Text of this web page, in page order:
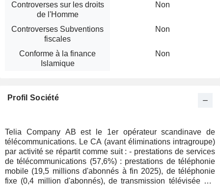
Controverses sur les droits
de l'Homme
Non
Controverses Subventions
fiscales
Non
Conforme à la finance
Islamique
Non
Profil Société
Telia Company AB est le 1er opérateur scandinave de
télécommunications. Le CA (avant éliminations intragroupe)
par activité se répartit comme suit : - prestations de services
de télécommunications (57,6%) : prestations de téléphonie
mobile (19,5 millions d'abonnés à fin 2025), de téléphonie
fixe (0,4 million d'abonnés), de transmission télévisée par